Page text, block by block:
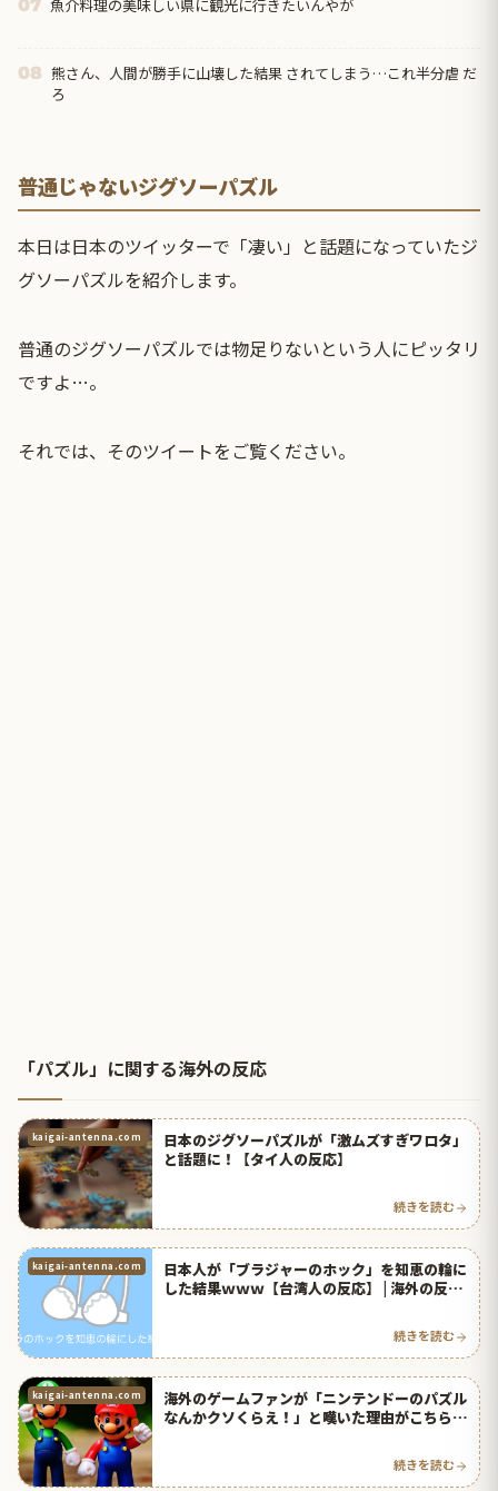
07 魚介料理の美味しい県に観光に行きたいんやが
08 熊さん、人間が勝手に山壊した結果 されてしまう…これ半分虐 だ
ろ
普通じゃないジグソーパズル
本日は日本のツイッターで「凄い」と話題になっていたジ
グソーパズルを紹介します。
普通のジグソーパズルでは物足りないという人にピッタリ
ですよ…。
それでは、そのツイートをご覧ください。
「パズル」に関する海外の反応
kaigai-antenna.com
日本のジグソーパズルが「激ムズすぎワロタ」
と話題に！【タイ人の反応】
続きを読む
kaigai-antenna.com
日本人が「ブラジャーのホック」を知恵の輪に
した結果ｗｗｗ【台湾人の反応】 | 海外の反応
続きを読む
kaigai-antenna.com
海外のゲームファンが「ニンテンドーのパズル
なんかクソくらえ！」と嘆いた理由がこちら |
続きを読む